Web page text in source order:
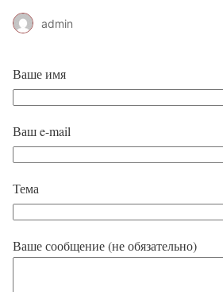
admin
Ваше имя
Ваш e-mail
Тема
Ваше сообщение (не обязательно)